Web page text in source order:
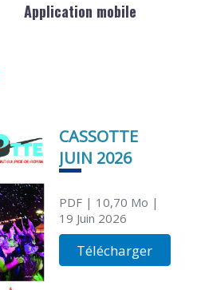
Application mobile
CASSOTTE
JUIN 2026
PDF| 10,70 Mo |
19 Juin 2026
Télécharger